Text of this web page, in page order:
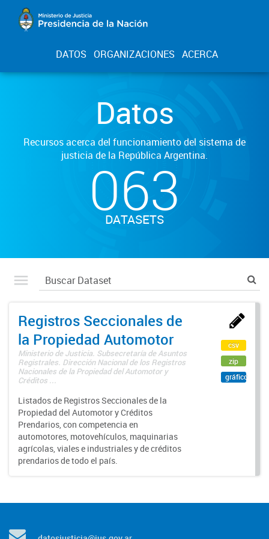
DATOS ORGANIZACIONES ACERCA
Datos
Recursos acerca del funcionamiento del sistema de
justicia de la República Argentina.
063
DATASETS
Registros Seccionales de
la Propiedad Automotor
Ministerio de Justicia. Subsecretaría de Asuntos
Registrales. Dirección Nacional de los Registros
Nacionales de la Propiedad del Automotor y
Créditos ...
Listados de Registros Seccionales de la
Propiedad del Automotor y Créditos
Prendarios, con competencia en
automotores, motovehículos, maquinarias
agrícolas, viales e industriales y de créditos
prendarios de todo el país.
csv
zip
gráfico